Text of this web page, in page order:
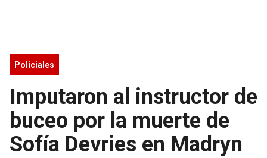
Policiales
Imputaron al instructor de
buceo por la muerte de
Sofía Devries en Madryn